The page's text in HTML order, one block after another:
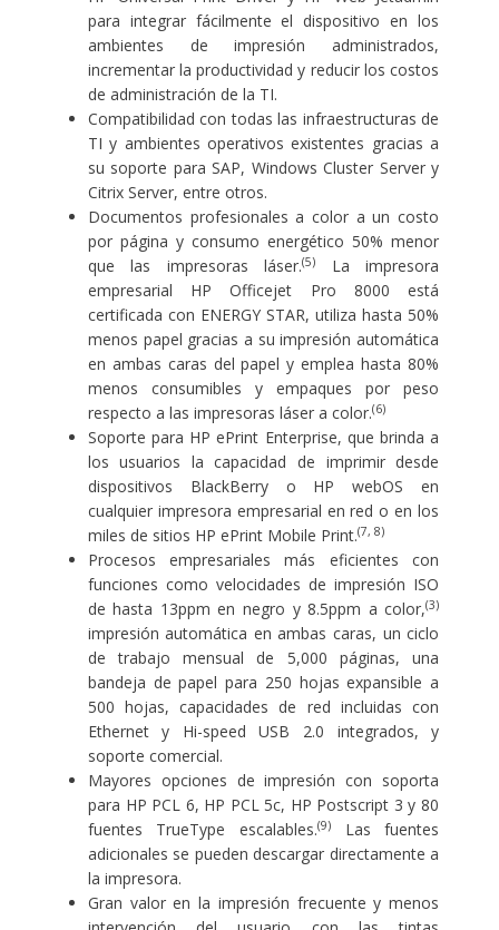
para integrar fácilmente el dispositivo en los
ambientes de impresión administrados,
incrementar la productividad y reducir los costos
de administración de la TI.
Compatibilidad con todas las infraestructuras de
TI y ambientes operativos existentes gracias a
su soporte para SAP, Windows Cluster Server y
Citrix Server, entre otros.
Documentos profesionales a color a uncosto
por página y consumo energético 50% menor
que las impresoras láser.(5)
La impresora
empresarial HP Officejet Pro 8000 está
certificada con ENERGY STAR, utiliza hasta 50%
menos papel gracias a su impresión automática
en ambas caras del papel y emplea hasta 80%
menos consumibles y empaques por peso
respecto a las impresoras láser a color.(6)
Soporte para HP ePrint Enterprise, que brinda a
los usuarios la capacidad de imprimir desde
dispositivos BlackBerry o HP webOS en
cualquier impresora empresarial en red o en los
miles de sitios HP ePrint Mobile Print.(7, 8)
Procesos empresariales más eficientes con
funciones como velocidades de impresión ISO
de hasta 13ppm en negro y 8.5ppm a color,(3)
impresión automática en ambas caras, unciclo
de trabajo mensual de 5,000 páginas, una
bandeja de papel para 250 hojas expansible a
500 hojas, capacidades de red incluidas con
Ethernet y Hi-speed USB 2.0 integrados, y
soporte comercial.
Mayores opciones de impresión con soporta
para HP PCL 6, HP PCL 5c, HP Postscript 3 y 80
fuentes TrueType escalables.(9)
Las fuentes
adicionales se pueden descargar directamente a
la impresora.
Gran valor en la impresión frecuente y menos